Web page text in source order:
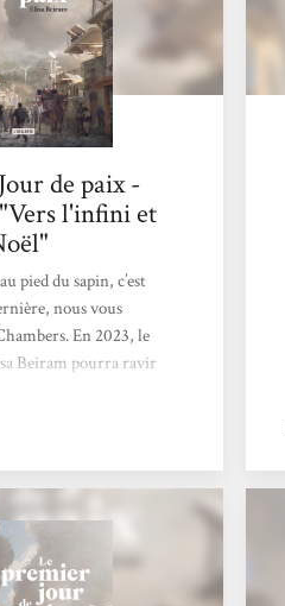
de paix -
l'infini et
pied du sapin, c’est
nous vous
En 2023, le
Beiram pourra ravir
de l’effondrement
climatique.
jamais parti. Le
post-apocalyptique,
décidés à trouver une
la paix comme